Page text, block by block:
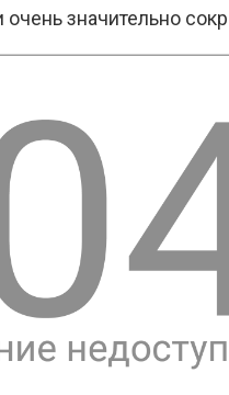
значительно